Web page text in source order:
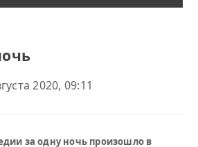
2020, 09:11
за одну ночь произошло в